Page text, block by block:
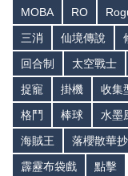
MOBA
RO
三消
仙境傳說
回合制
太空戰士
捉寵
掛機 收集
格鬥
棒球 水墨
海賊王
落櫻散華抄
霹靂布袋戲
點擊